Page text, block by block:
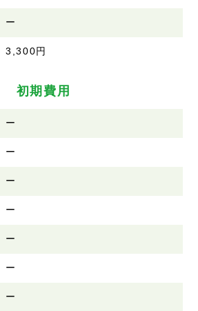
ー
3,300円
初期費用
ー
ー
ー
ー
ー
ー
ー